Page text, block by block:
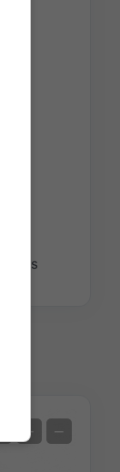
+ −